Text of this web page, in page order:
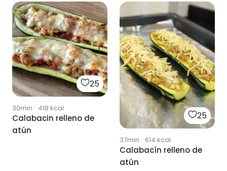
25
30min · 418 kcal
Calabacin relleno de
atún
25
37min · 614 kcal
Calabacín relleno de
atún